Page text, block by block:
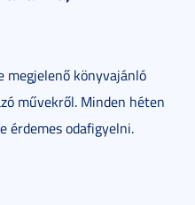
megjelenő könyvajánló
művekről. Minden héten
érdemes odafigyelni.